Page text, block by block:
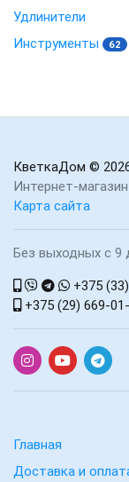
Удлинители
Инструменты
62
КветкаДом ©
Интернет-
Карта сайта
Без выходных с 9
+375
+375 (29) 669-
Главная
Доставка и